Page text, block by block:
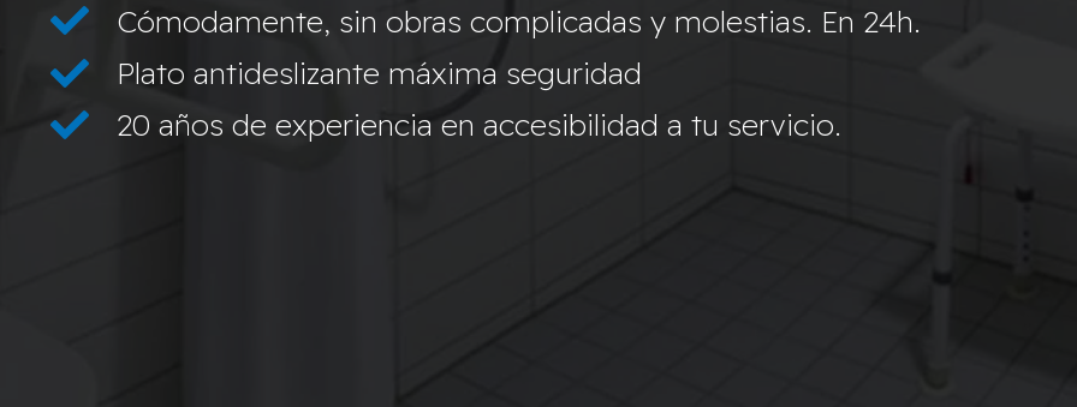
Cómodamente, sin obras complicadas y molestias. En 24h.
Plato antideslizante máxima seguridad
20 años de experiencia en accesibilidad a tu servicio.